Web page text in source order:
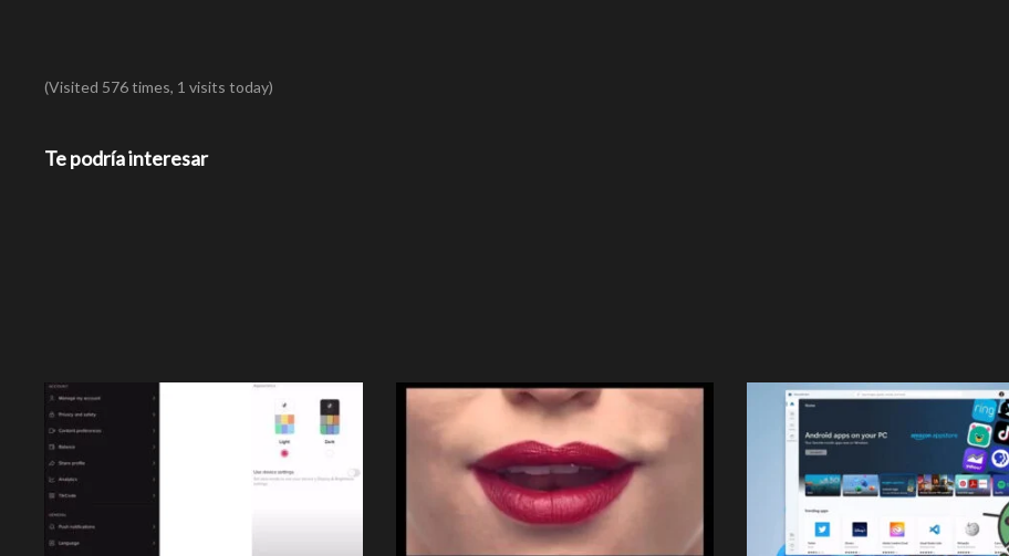
(Visited 576 times, 1 visits today)
Te podría interesar